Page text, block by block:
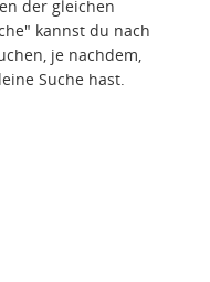
der gleichen
kannst du nach
je nachdem,
Suche hast.